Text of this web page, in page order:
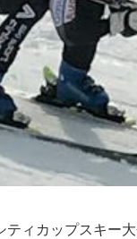
カップスキー大